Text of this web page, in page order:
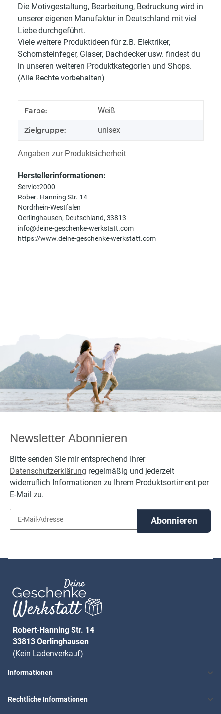
Die Motivgestaltung, Bearbeitung, Bedruckung wird in
unserer eigenen Manufaktur in Deutschland mit viel
Liebe durchgeführt.
Viele weitere Produktideen für z.B. Elektriker,
Schornsteinfeger, Glaser, Dachdecker usw. findest du
in unseren weiteren Produktkategorien und Shops.
(Alle Rechte vorbehalten)
Produkteigenschaft
Wert
Farbe: Weiß
Zielgruppe: unisex
Angaben zur Produktsicherheit
Herstellerinformationen:
Service2000
Robert Hanning Str. 14
Nordrhein-Westfalen
Oerlinghausen, Deutschland, 33813
info@deine-geschenke-werkstatt.com
https://www.deine-geschenke-werkstatt.com
Newsletter Abonnieren
Bitte senden Sie mir entsprechend Ihrer
Datenschutzerklärung regelmäßig und jederzeit
widerruflich Informationen zu Ihrem Produktsortiment per
E-Mail zu.
Abonnieren
Robert-Hanning Str. 14
33813 Oerlinghausen
(Kein Ladenverkauf)
Informationen
Rechtliche Informationen